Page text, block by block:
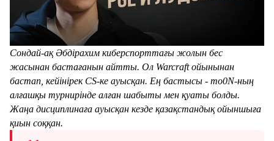
Сондай-ақ Әбдірахим киберспорттағы жолын бес
жасынан бастағанын айтты. Ол Warcraft ойынынан
бастап, кейінірек CS-ке ауысқан. Ең бастысы - mo0N-ның
алғашқы турнирінде алған шабыты мен қуаты болды.
Жаңа дисциплинаға ауысқан кезде қазақстандық ойыншыға
қиын соққан.